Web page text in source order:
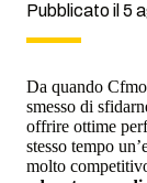
Pubblicato il 5
Da quando
smesso di
offrire ottime
stesso tempo
molto